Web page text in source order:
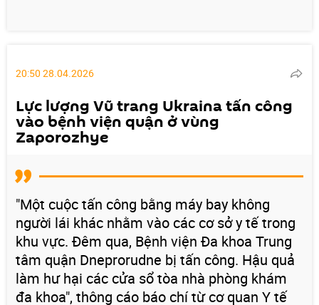
20:50 28.04.2026
Lực lượng Vũ trang Ukraina tấn công
vào bệnh viện quận ở vùng
Zaporozhye
"Một cuộc tấn công bằng máy bay không
người lái khác nhằm vào các cơ sở y tế trong
khu vực. Đêm qua, Bệnh viện Đa khoa Trung
tâm quận Dneprorudne bị tấn công. Hậu quả
làm hư hại các cửa sổ tòa nhà phòng khám
đa khoa", thông cáo báo chí từ cơ quan Y tế